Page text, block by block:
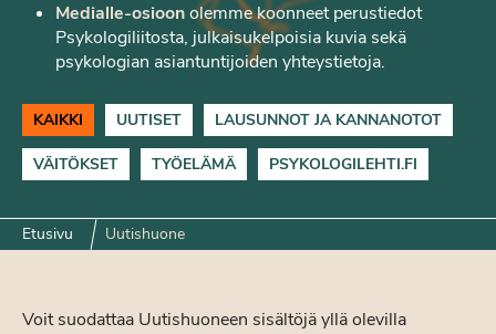
Medialle-osioonolemme koonneet perustiedot
Psykologiliitosta, julkaisukelpoisia kuvia sekä
psykologian asiantuntijoiden yhteystietoja.
KAIKKI UUTISET LAUSUNNOT JA KANNANOTOT
VÄITÖKSET TYÖELÄMÄ PSYKOLOGILEHTI.FI
Etusivu Uutishuone
Voit suodattaa Uutishuoneen sisältöjä yllä olevilla